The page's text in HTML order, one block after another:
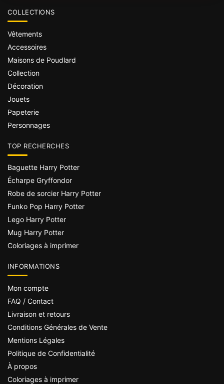
COLLECTIONS
Vêtements
Accessoires
Maisons de Poudlard
Collection
Décoration
Jouets
Papeterie
Personnages
TOP RECHERCHES
Baguette Harry Potter
Écharpe Gryffondor
Robe de sorcier Harry Potter
Funko Pop Harry Potter
Lego Harry Potter
Mug Harry Potter
Coloriages à imprimer
INFORMATIONS
Mon compte
FAQ / Contact
Livraison et retours
Conditions Générales de Vente
Mentions Légales
Politique de Confidentialité
À propos
Coloriages à imprimer